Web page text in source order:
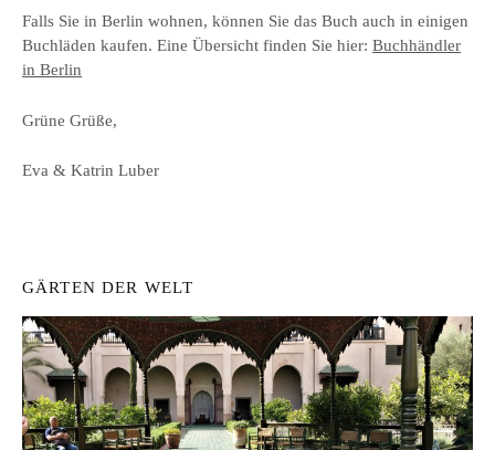
Falls Sie in Berlin wohnen, können Sie das Buch auch in einigen
Buchläden kaufen. Eine Übersicht finden Sie hier: Buchhändler
in Berlin
Grüne Grüße,
Eva & Katrin Luber
GÄRTEN DER WELT